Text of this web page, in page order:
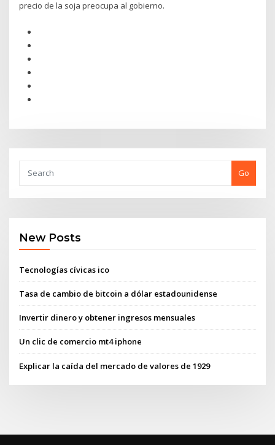
precio de la soja preocupa al gobierno.
Go
New Posts
Tecnologías cívicas ico
Tasa de cambio de bitcoin a dólar estadounidense
Invertir dinero y obtener ingresos mensuales
Un clic de comercio mt4 iphone
Explicar la caída del mercado de valores de 1929